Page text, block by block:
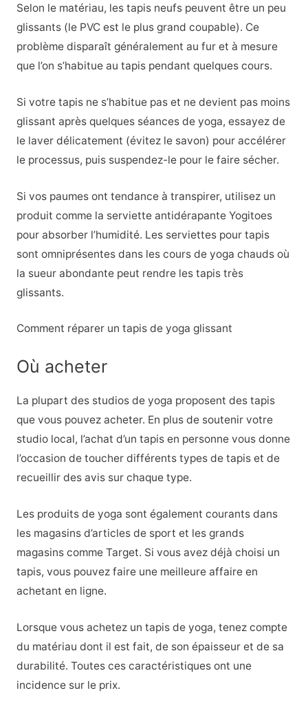
Selon le matériau, les tapis neufs peuvent être un peu
glissants (le PVC est le plus grand coupable). Ce
problème disparaît généralement au fur et à mesure
que l’on s’habitue au tapis pendant quelques cours.
Si votre tapis ne s’habitue pas et ne devient pas moins
glissant après quelques séances de yoga, essayez de
le laver délicatement (évitez le savon) pour accélérer
le processus, puis suspendez-le pour le faire sécher.
Si vos paumes ont tendance à transpirer, utilisez un
produit comme la serviette antidérapante Yogitoes
pour absorber l’humidité. Les serviettes pour tapis
sont omniprésentes dans les cours de yoga chauds où
la sueur abondante peut rendre les tapis très
glissants.
Comment réparer un tapis de yoga glissant
Où acheter
La plupart des studios de yoga proposent des tapis
que vous pouvez acheter. En plus de soutenir votre
studio local, l’achat d’un tapis en personne vous donne
l’occasion de toucher différents types de tapis et de
recueillir des avis sur chaque type.
Les produits de yoga sont également courants dans
les magasins d’articles de sport et les grands
magasins comme Target. Si vous avez déjà choisi un
tapis, vous pouvez faire une meilleure affaire en
achetant en ligne.
Lorsque vous achetez un tapis de yoga, tenez compte
du matériau dont il est fait, de son épaisseur et de sa
durabilité. Toutes ces caractéristiques ont une
incidence sur le prix.